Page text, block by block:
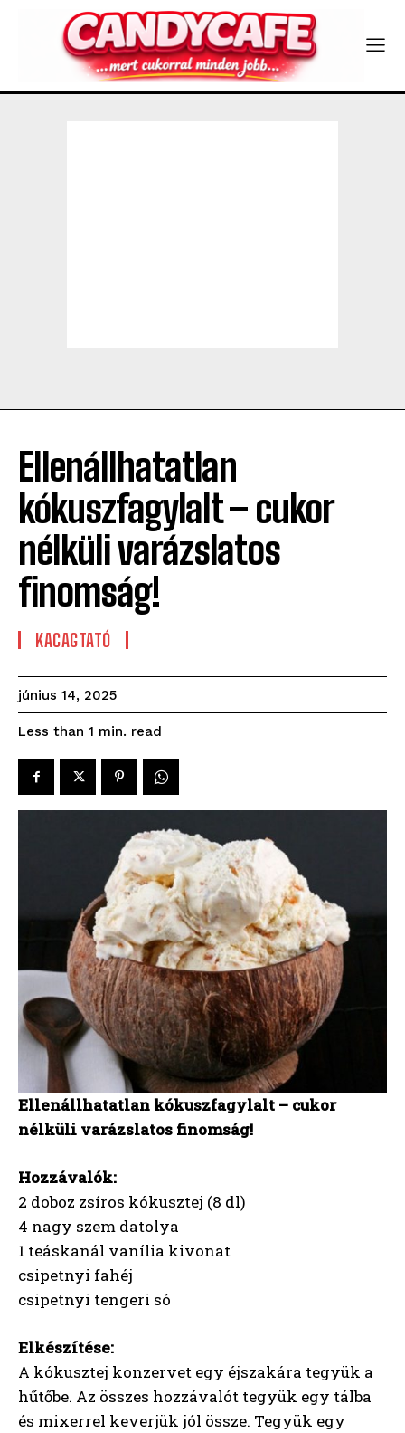
Ellenállhatatlan
kókuszfagylalt – cukor
nélküli varázslatos
finomság!
KACAGTATÓ
június 14, 2025
Less than 1 min. read
Ellenállhatatlan kókuszfagylalt – cukor
nélküli varázslatos finomság!
Hozzávalók:
2 doboz zsíros kókusztej (8 dl)
4 nagy szem datolya
1 teáskanál vanília kivonat
csipetnyi fahéj
csipetnyi tengeri só
Elkészítése:
A kókusztej konzervet egy éjszakára tegyük a
hűtőbe. Az összes hozzávalót tegyük egy tálba
és mixerrel keverjük jól össze. Tegyük egy